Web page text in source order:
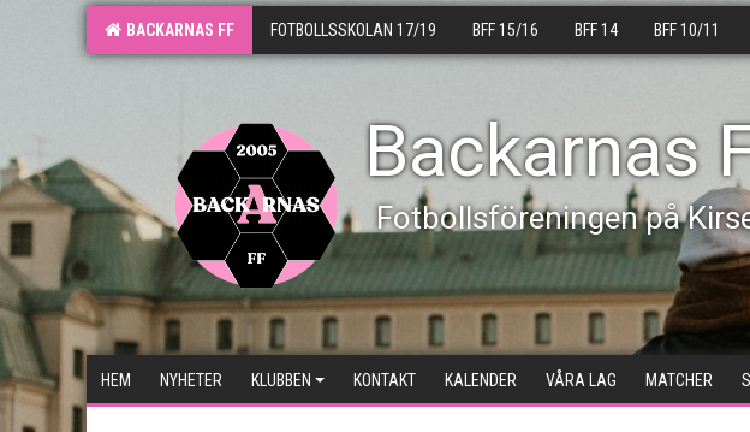
BACKARNAS FF FOTBOLLSSKOLAN 17/19 BFF 15/16 BFF 14 BFF 10/11
Backarnas
Fotbollsföreningen på
HEM NYHETER KLUBBEN KONTAKT KALENDER VÅRA LAG MATCHER